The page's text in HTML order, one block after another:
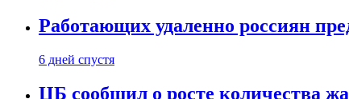
Работающих удаленно россиян
6 дней спустя
ЦБ сообщил о росте количества